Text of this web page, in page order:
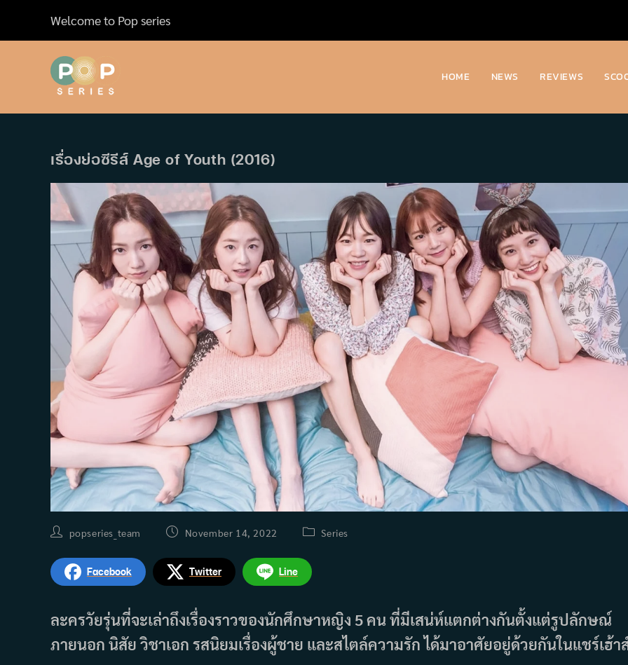
content
Welcome to Pop series
HOME NEWS REVIEWS
เรื่องย่อซีรีส์ Age of Youth (2016)
Postpopseries_team
PostNovember 14, 2022
PostSeries
Facebook Twitter Line
ละครวัยรุ่นที่จะเล่าถึงเรื่องราวของนักศึกษาหญิง 5 คน ที่มีเสน่ห์แตกต่างกันตั้งแต่รูปลักษณ์
ภายนอก นิสัย วิชาเอก รสนิยมเรื่องผู้ชาย และสไตล์ความรัก ได้มาอาศัยอยู่ด้วยกันในแชร์เฮ้า